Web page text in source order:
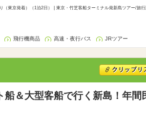
東京発着）（1泊2日） | 東京・竹芝客船ターミナル発新島ツアー/旅
飛行機商品 高速・夜行バス JRツアー
＆大型客船で行く新島！年間